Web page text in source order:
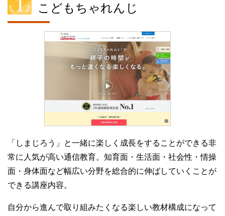
こどもちゃれんじ
「しまじろう」と一緒に楽しく成長をすることができる非
常に人気が高い通信教育。知育面・生活面・社会性・情操
面・身体面など幅広い分野を総合的に伸ばしていくことが
できる講座内容。
自分から進んで取り組みたくなる楽しい教材構成になって